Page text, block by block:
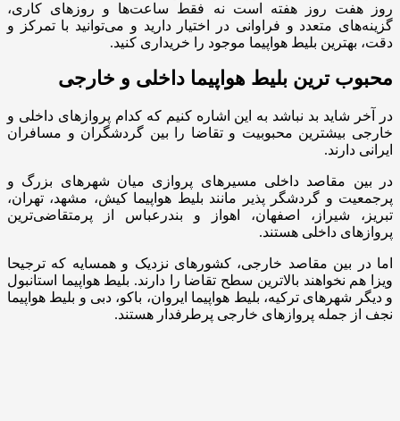
روز هفت روز هفته است نه فقط ساعت‌ها و روزهای کاری،
گزینه‌های متعدد و فراوانی در اختیار دارید و می‌توانید با تمرکز و
دقت، بهترین بلیط هواپیما موجود را خریداری کنید.
محبوب ترین بلیط هواپیما داخلی و خارجی
در آخر شاید بد نباشد به این اشاره کنیم که کدام پروازهای داخلی و
خارجی بیشترین محبوبیت و تقاضا را بین گردشگران و مسافران
ایرانی دارند.
در بین مقاصد داخلی مسیرهای پروازی میان شهرهای بزرگ و
پرجمعیت و گردشگر پذیر مانند بلیط هواپیما کیش، مشهد، تهران،
تبریز، شیراز، اصفهان، اهواز و بندرعباس از پرمتقاضی‌ترین
پروازهای داخلی هستند.
اما در بین مقاصد خارجی، کشورهای نزدیک و همسایه که ترجیحا
ویزا هم نخواهند بالاترین سطح تقاضا را دارند. بلیط هواپیما استانبول
و دیگر شهرهای ترکیه، بلیط هواپیما ایروان، باکو، دبی و بلیط هواپیما
نجف از جمله پروازهای خارجی پرطرفدار هستند.